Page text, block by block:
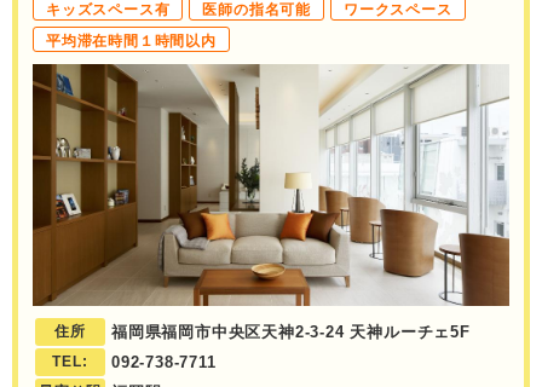
キッズスペース有
医師の指名可能
ワークスペース
平均滞在時間１時間以内
住所 福岡県福岡市中央区天神2-3-24 天神ルーチェ5F
TEL: 092-738-7711